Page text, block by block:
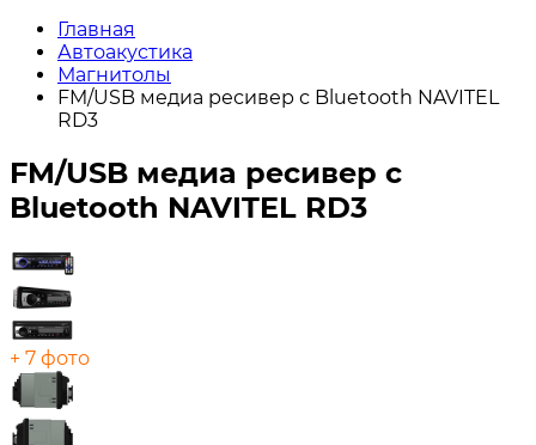
Главная
Автоакустика
Магнитолы
FM/USB медиа ресивер с Bluetooth NAVITEL
RD3
FM/USB медиа ресивер с
Bluetooth NAVITEL RD3
+ 7 фото